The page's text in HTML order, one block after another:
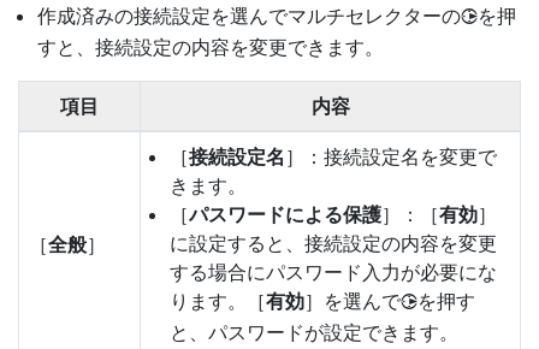
作成済みの接続設定を選んでマルチセレクターの2を押
すと、接続設定の内容を変更できます。
項目 内容
［全般］
［接続設定名 ］：接続設定名を変更で
きます。
［パスワードによる保護］：［有効］
に設定すると、接続設定の内容を変更
する場合にパスワード入力が必要にな
ります。［有効］を選んで2を押す
と、パスワードが設定できます。